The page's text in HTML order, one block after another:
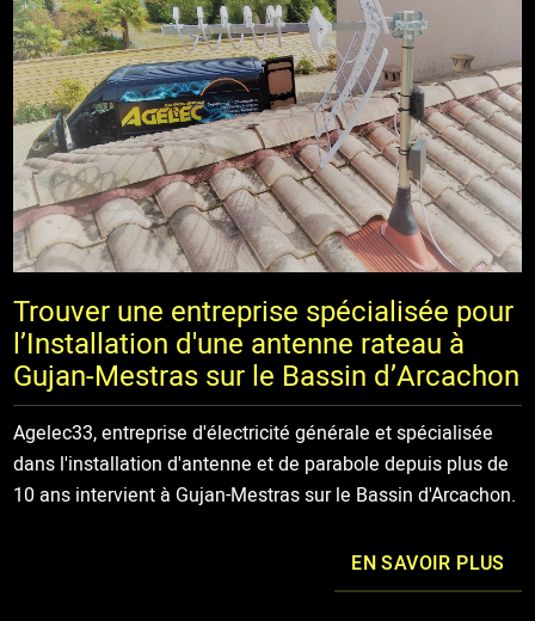
Trouver une entreprise spécialisée pour
l’Installation d'une antenne rateau à
Gujan-Mestras sur le Bassin d’Arcachon
Agelec33, entreprise d'électricité générale et spécialisée
dans l'installation d'antenne et de parabole depuis plus de
10 ans intervient à Gujan-Mestras sur le Bassin d'Arcachon.
EN SAVOIR PLUS